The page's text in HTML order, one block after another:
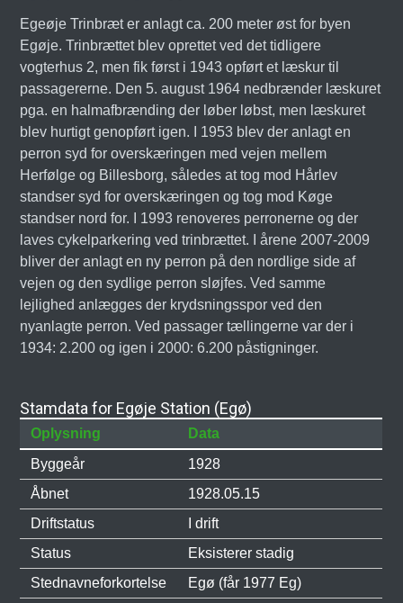
Egeøje Trinbræt er anlagt ca. 200 meter øst for byen
Egøje. Trinbrættet blev oprettet ved det tidligere
vogterhus 2, men fik først i 1943 opført et læskur til
passagererne. Den 5. august 1964 nedbrænder læskuret
pga. en halmafbrænding der løber løbst, men læskuret
blev hurtigt genopført igen. I 1953 blev der anlagt en
perron syd for overskæringen med vejen mellem
Herfølge og Billesborg, således at tog mod Hårlev
standser syd for overskæringen og tog mod Køge
standser nord for. I 1993 renoveres perronerne og der
laves cykelparkering ved trinbrættet. I årene 2007-2009
bliver der anlagt en ny perron på den nordlige side af
vejen og den sydlige perron sløjfes. Ved samme
lejlighed anlægges der krydsningsspor ved den
nyanlagte perron. Ved passager tællingerne var der i
1934: 2.200 og igen i 2000: 6.200 påstigninger.
Stamdata for Egøje Station (Egø)
Oplysning
Data
Byggeår
1928
Åbnet
1928.05.15
Driftstatus
I drift
Status
Eksisterer stadig
Stednavneforkortelse
Egø (får 1977 Eg)